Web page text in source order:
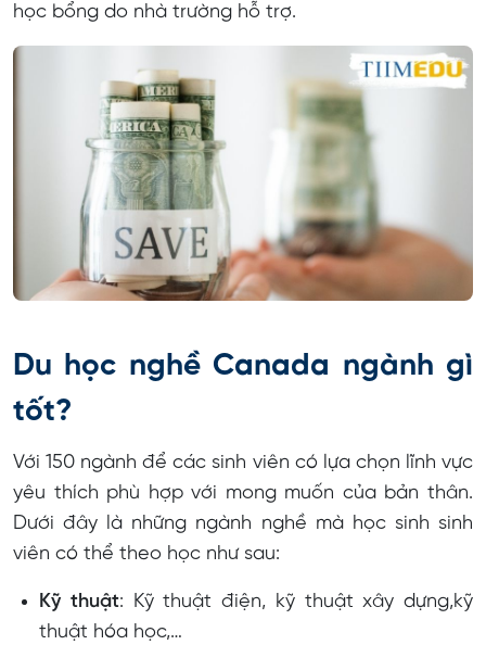
học bổng do nhà trường hỗ trợ.
Du học nghề Canada ngành gì
tốt?
Với 150 ngành để các sinh viên có lựa chọn lĩnh vực
yêu thích phù hợp với mong muốn của bản thân.
Dưới đây là những ngành nghề mà học sinh sinh
viên có thể theo học như sau:
Kỹ thuật: Kỹ thuật điện, kỹ thuật xây dựng,kỹ
thuật hóa học,…